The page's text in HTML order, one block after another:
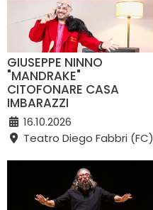
GIUSEPPE NINNO
"MANDRAKE"
CITOFONARE CASA
IMBARAZZI
16.10.2026
Teatro Diego Fabbri (FC)